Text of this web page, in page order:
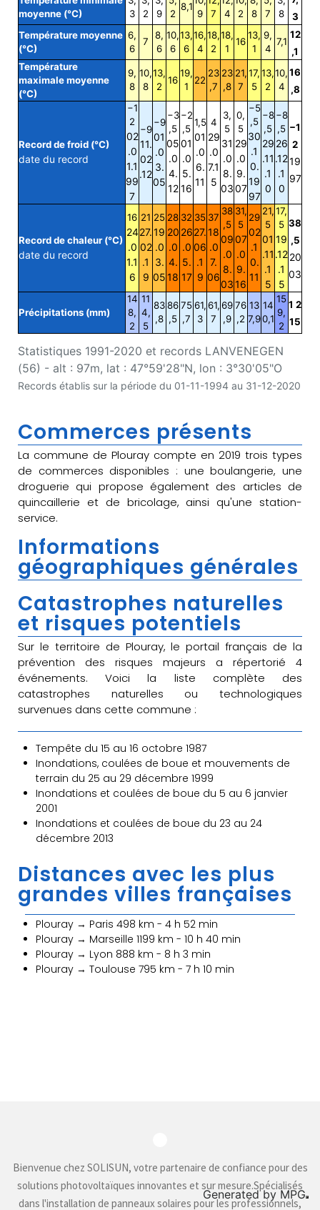
Statistiques 1991-2020 et records LANVENEGEN
(56) - alt : 97m, lat : 47°59'28"N, lon : 3°30'05"O
Records établis sur la période du 01-11-1994 au 31-12-2020
moyenne (°C)
3
2
9
2
8,1
9
7
4
2
8
7
8
3
Température moyenne
(°C)
6,
6
7
8,
6
10,
6
13,
6
16,
4
18,
2
18,
1
16
13,
1
9,
4
7,1
12
,1
Température
maximale moyenne
(°C)
9,
8
10,
8
13,
2
16
19,
1
22
23
,7
23
,8
21,
7
17,
5
13,
2
10,
4
16
,8
Record de froid (°C)
date du record
−1
2
02
.0
1.1
99
7
−9
11.
02
.12
−9
01
.0
3.
05
−3
,5
05
.0
4.
12
−2
,5
01
.0
5.
16
1,5
01
.0
6.
11
4
29
.0
7.1
5
3,
5
31
.0
8.
03
0,
5
29
.0
9.
07
−5
,5
30
.1
0.
19
97
−8
,5
29
.11
.1
0
−8
,5
26
.12
.1
0
−1
2
19
97
Record de chaleur (°C)
date du record
16
24
.0
1.1
6
21
27.
02
.1
9
25
19
.0
3.
05
28
20
.0
4.
18
32
26
.0
5.
17
35
27.
06
.1
9
37
18
.0
7.
06
38
,5
09
.0
8.
03
31,
5
07
.0
9.
16
29
02
.1
0.
11
21,
5
01
.11
.1
5
17,
5
19
.12
.1
5
38
,5
20
03
Précipitations (mm)
14
8,
2
11
4,
5
83
,8
86
,5
75
,7
61,
3
61,
7
69
,9
76
,2
13
7,9
14
0,1
15
9,
2
1 2
15
Commerces présents
La commune de Plouray compte en 2019 trois types
de commerces disponibles : une boulangerie, une
droguerie qui propose également des articles de
quincaillerie et de bricolage, ainsi qu'une station-
service.
Informations
géographiques générales
Catastrophes naturelles
et risques potentiels
Sur le territoire de Plouray, le portail français de la
prévention des risques majeurs a répertorié 4
événements. Voici la liste complète des
catastrophes naturelles ou technologiques
survenues dans cette commune :
Tempête du 15 au 16 octobre 1987
Inondations, coulées de boue et mouvements de
terrain du 25 au 29 décembre 1999
Inondations et coulées de boue du 5 au 6 janvier
2001
Inondations et coulées de boue du 23 au 24
décembre 2013
Distances avec les plus
grandes villes françaises
Plouray → Paris 498 km - 4 h 52 min
Plouray → Marseille 1199 km - 10 h 40 min
Plouray → Lyon 888 km - 8 h 3 min
Plouray → Toulouse 795 km - 7 h 10 min
Bienvenue chez SOLISUN, votre partenaire de confiance pour des
solutions photovoltaïques innovantes et sur mesure.Spécialisés
dans l'installation de panneaux solaires pour les professionnels,
Generated by MPG